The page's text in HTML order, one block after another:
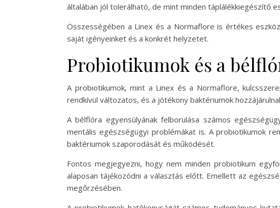
általában jól tolerálható, de mint minden táplálékkiegészítő
Összességében a Linex és a Normaflore is értékes
saját igényeinket és a konkrét helyzetet.
Probiotikumok és a
A probiotikumok, mint a Linex és a Normaflore,
rendkívül változatos, és a jótékony baktériumok
A bélflóra egyensúlyának felborulása számos
mentális egészségügyi problémákat is. A probiotikumok
baktériumok szaporodását és működését.
Fontos megjegyezni, hogy nem minden probiotikum
alaposan tájékozódni a választás előtt. Emellett az
megőrzésében.